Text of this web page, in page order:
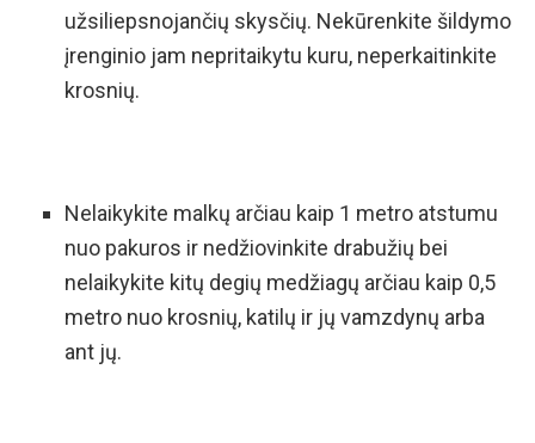
užsiliepsnojančių skysčių. Nekūrenkite šildymo
įrenginio jam nepritaikytu kuru, neperkaitinkite
krosnių.
Nelaikykite malkų arčiau kaip 1 metro atstumu
nuo pakuros ir nedžiovinkite drabužių bei
nelaikykite kitų degių medžiagų arčiau kaip 0,5
metro nuo krosnių, katilų ir jų vamzdynų arba
ant jų.